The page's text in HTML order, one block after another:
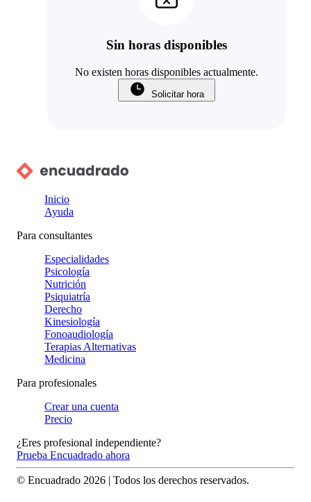
Sin horas disponibles
No existen horas disponibles actualmente.
Solicitar hora
Inicio
Ayuda
Para consultantes
Especialidades
Psicología
Nutrición
Psiquiatría
Derecho
Kinesiología
Fonoaudiología
Terapias Alternativas
Medicina
Para profesionales
Crear una cuenta
Precio
¿Eres profesional independiente?
Prueba Encuadrado ahora
© Encuadrado 2026 | Todos los derechos reservados.